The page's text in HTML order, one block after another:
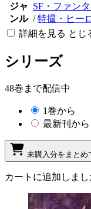
ジャ
ンル
SF・ファン
/特撮・ヒー
詳細を見る とじ
シリーズ
48巻まで配信中
1巻から
最新刊から
未購入分をまとめ
カートに追加しまし